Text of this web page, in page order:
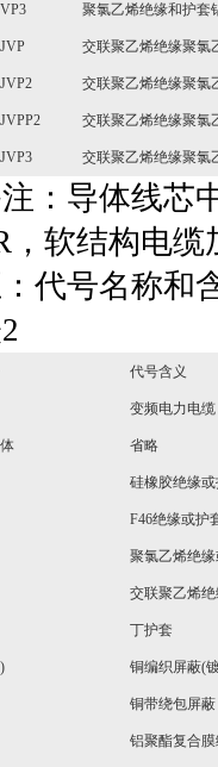
聚氯乙烯绝缘和护套
交联聚乙烯绝缘聚氯
交联聚乙烯绝缘聚氯
交联聚乙烯绝缘聚氯
交联聚乙烯绝缘聚氯
：导体线芯
，软结构电缆
代号名称和
代号含义
变频电力电缆
省略
硅橡胶绝缘
F46绝缘或护
聚氯乙烯绝
交联聚乙烯
丁护套
铜编织屏蔽(
铜带绕包屏蔽
铝聚酯复合